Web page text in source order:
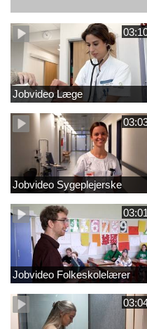
Jobvideo Læge
Jobvideo Sygeplejerske
03:01
Jobvideo Folkeskolelærer